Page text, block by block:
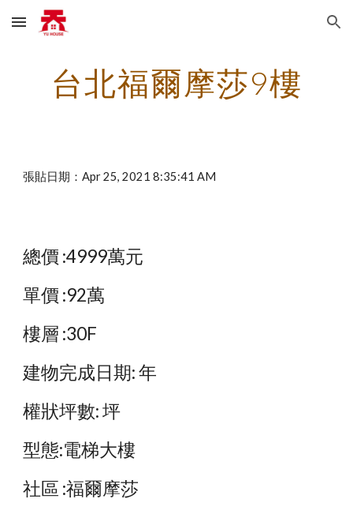
Skip to main content Skip to navigation
台北福爾摩莎9樓
張貼日期：Apr 25, 2021 8:35:41 AM
總價 :4999萬元
單價 :92萬
樓層 :30F
建物完成日期: 年
權狀坪數: 坪
型態:電梯大樓
社區 :福爾摩莎